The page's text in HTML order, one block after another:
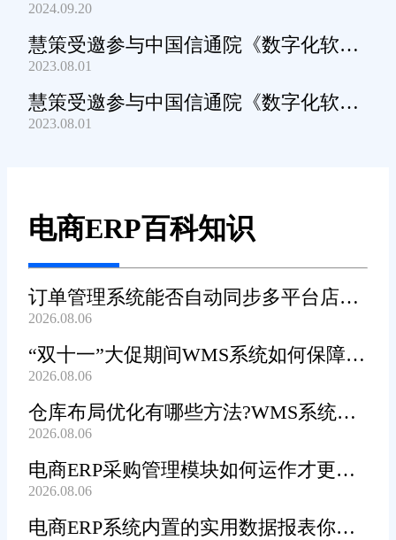
态交流会深圳站圆满举办
2024.09.20
慧策受邀参与中国信通院《数字化软件
产品及服务能力》规范编制工作
2023.08.01
慧策受邀参与中国信通院《数字化软件
产品及服务能力》规范编制工作
2023.08.01
电商ERP百科知识
订单管理系统能否自动同步多平台店铺
订单?
2026.08.06
“双十一”大促期间WMS系统如何保障发
货效率?
2026.08.06
仓库布局优化有哪些方法?WMS系统能
辅助规划吗?
2026.08.06
电商ERP采购管理模块如何运作才更加
高效顺畅?
2026.08.06
电商ERP系统内置的实用数据报表你都